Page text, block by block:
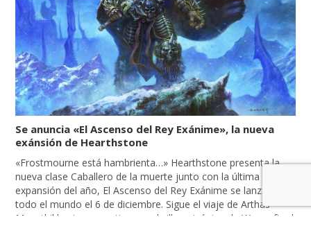
Se anuncia «El Ascenso del Rey Exánime», la nueva
exánsión de Hearthstone
«Frostmourne está hambrienta…» Hearthstone presenta la
nueva clase Caballero de la muerte junto con la última
expansión del año, El Ascenso del Rey Exánime se lanzará en
todo el mundo el 6 de diciembre. Sigue el viaje de Arthas
Menethil hasta convertirse en el villano icónico de Warcraft, el